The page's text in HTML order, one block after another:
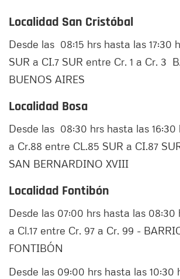
Localidad San Cristóbal
Desde las 08:15 hrs hasta las 17:30
SUR a CI.7 SUR entre Cr. 1 a Cr. 3
BUENOS AIRES
Localidad Bosa
Desde las 08:30 hrs hasta las 16:30
a Cr.88 entre CL.85 SUR a CI.87
SAN BERNARDINO XVIII
Localidad Fontibón
Desde las 07:00 hrs hasta las 08:30
a Cl.17 entre Cr. 97 a Cr. 99 -
FONTIBÓN
Desde las 09:00 hrs hasta las 10:30